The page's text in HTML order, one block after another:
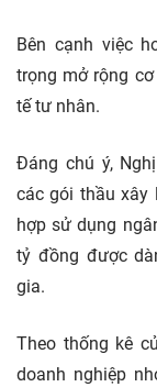
Bên cạnh việc
trọng mở rộng
tế tư nhân.
Đáng chú ý,
các gói thầu xây
hợp sử dụng
tỷ đồng được
gia.
Theo thống kê
doanh nghiệp